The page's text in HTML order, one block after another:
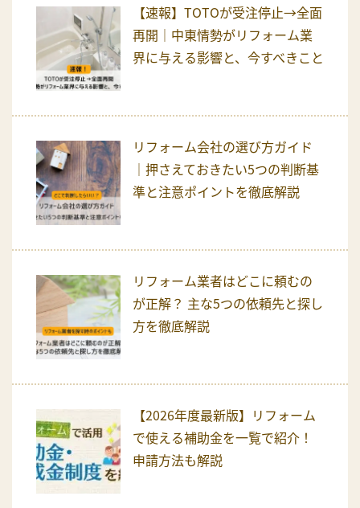
【速報】TOTOが受注停止→全面
再開｜中東情勢がリフォーム業
界に与える影響と、今すべきこと
リフォーム会社の選び方ガイド
｜押さえておきたい5つの判断基
準と注意ポイントを徹底解説
リフォーム業者はどこに頼むの
が正解？ 主な5つの依頼先と探し
方を徹底解説
【2026年度最新版】リフォーム
で使える補助金を一覧で紹介！
申請方法も解説